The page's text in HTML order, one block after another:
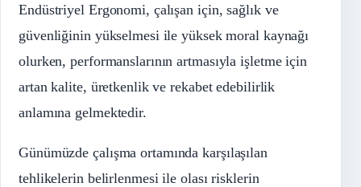
Endüstriyel Ergonomi, çalışan için, sağlık ve
güvenliğinin yükselmesi ile yüksek moral kaynağı
olurken, performanslarının artmasıyla işletme için
artan kalite, üretkenlik ve rekabet edebilirlik
anlamına gelmektedir.
Günümüzde çalışma ortamında karşılaşılan
tehlikelerin belirlenmesi ile olası risklerin